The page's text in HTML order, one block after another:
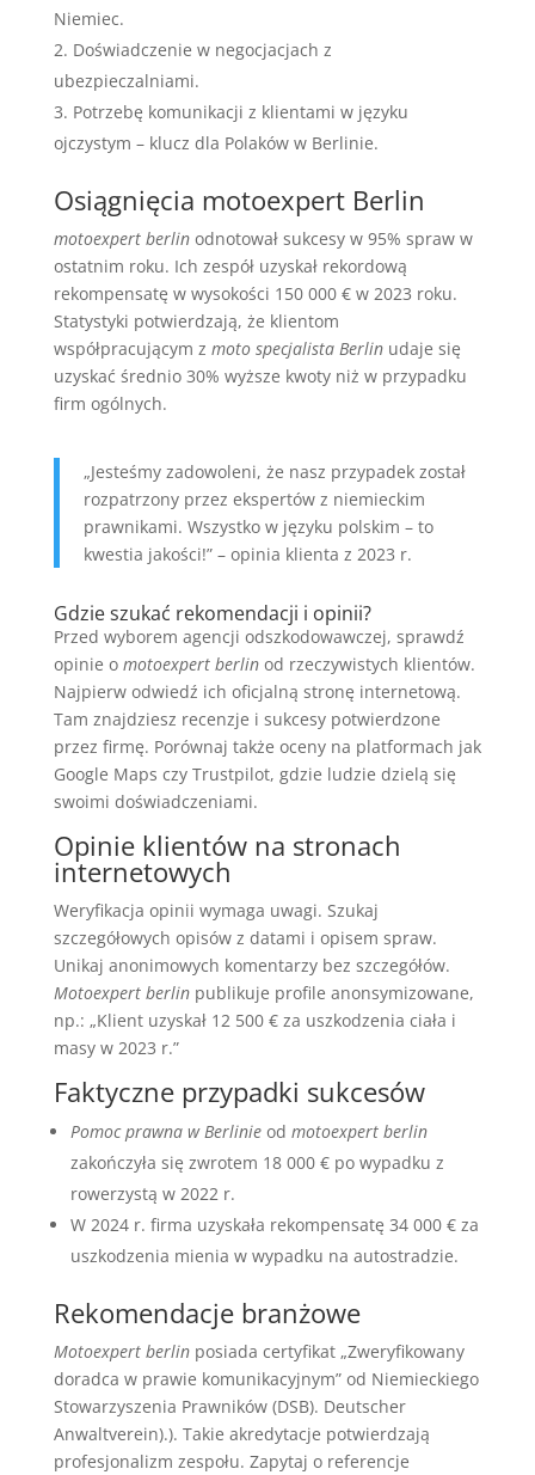
Niemiec.
Doświadczenie w negocjacjach z
ubezpieczalniami.
Potrzebę komunikacji z klientami w języku
ojczystym – klucz dla Polaków w Berlinie.
Osiągnięcia motoexpert Berlin
motoexpert berlinodnotował sukcesy w 95% spraw w
ostatnim roku. Ich zespół uzyskał rekordową
rekompensatę w wysokości 150 000 € w 2023 roku.
Statystyki potwierdzają, że klientom
współpracującym z moto specjalista Berlinudaje się
uzyskać średnio 30% wyższe kwoty niż w przypadku
firm ogólnych.
„Jesteśmy zadowoleni, że nasz przypadek został
rozpatrzony przez ekspertów z niemieckim
prawnikami. Wszystko w języku polskim – to
kwestia jakości!” – opinia klienta z 2023 r.
Gdzie szukać rekomendacji i opinii?
Przed wyborem agencji odszkodowawczej, sprawdź
opinie o motoexpert berlinod rzeczywistych klientów.
Najpierw odwiedź ich oficjalną stronę internetową.
Tam znajdziesz recenzje i sukcesy potwierdzone
przez firmę. Porównaj także oceny na platformach jak
Google Maps czy Trustpilot, gdzie ludzie dzielą się
swoimi doświadczeniami.
Opinie klientów na stronach
internetowych
Weryfikacja opinii wymaga uwagi. Szukaj
szczegółowych opisów z datami i opisem spraw.
Unikaj anonimowych komentarzy bez szczegółów.
Motoexpert berlinpublikuje profile anonsymizowane,
np.: „Klient uzyskał 12 500 € za uszkodzenia ciała i
masy w 2023 r.”
Faktyczne przypadki sukcesów
Pomoc prawna w Berlinieod motoexpert berlin
zakończyła się zwrotem 18 000 € po wypadku z
rowerzystą w 2022 r.
W 2024 r. firma uzyskała rekompensatę 34 000 € za
uszkodzenia mienia w wypadku na autostradzie.
Rekomendacje branżowe
Motoexpert berlinposiada certyfikat „Zweryfikowany
doradca w prawie komunikacyjnym” od Niemieckiego
Stowarzyszenia Prawników (DSB). Deutscher
Anwaltverein).). Takie akredytacje potwierdzają
profesjonalizm zespołu. Zapytaj o referencje